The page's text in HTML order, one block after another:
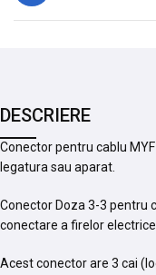
DESCRIERE
Conector pentru cablu
legatura sau aparat.
Conector Doza 3-3 pentru
conectare a firelor
Acest conector are 3 cai